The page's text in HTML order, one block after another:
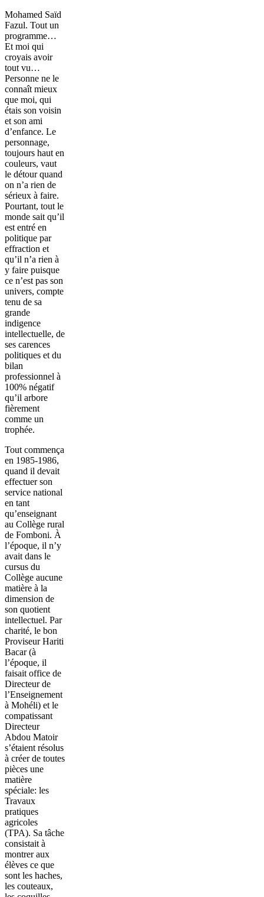
Mohamed Saïd
Fazul. Tout un
programme…
Et moi qui
croyais avoir
tout vu…
Personne ne le
connaît mieux
que moi, qui
étais son voisin
et son ami
d’enfance. Le
personnage,
toujours haut en
couleurs, vaut
le détour quand
on n’a rien de
sérieux à faire.
Pourtant, tout le
monde sait qu’il
est entré en
politique par
effraction et
qu’il n’a rien à
y faire puisque
ce n’est pas son
univers, compte
tenu de sa
grande
indigence
intellectuelle, de
ses carences
politiques et du
bilan
professionnel à
100% négatif
qu’il arbore
fièrement
comme un
trophée.
Tout commença
en 1985-1986,
quand il devait
effectuer son
service national
en tant
qu’enseignant
au Collège rural
de Fomboni. À
l’époque, il n’y
avait dans le
cursus du
Collège aucune
matière à la
dimension de
son quotient
intellectuel. Par
charité, le bon
Proviseur Hariti
Bacar (à
l’époque, il
faisait office de
Directeur de
l’Enseignement
à Mohéli) et le
compatissant
Directeur
Abdou Matoir
s’étaient résolus
à créer de toutes
pièces une
matière
spéciale: les
Travaux
pratiques
agricoles
(TPA). Sa tâche
consistait à
montrer aux
élèves ce que
sont les haches,
les couteaux,